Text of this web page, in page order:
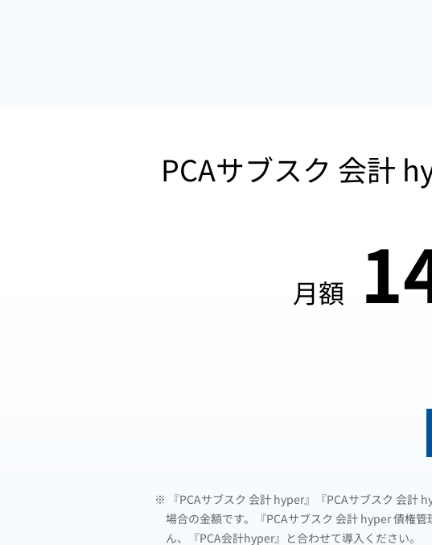
PCAサブスク 会計
月額
※ 『PCAサブスク 会計 hyper』『PCAサブスク 会計
場合の金額です。『PCAサブスク 会計 hyper 債権
ん、『PCA会計hyper』と合わせて導入ください。